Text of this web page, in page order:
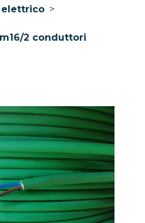
elettrico >
2 conduttori